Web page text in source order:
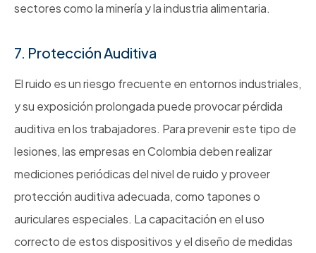
sectores como la minería y la industria alimentaria.
7. Protección Auditiva
El ruido es un riesgo frecuente en entornos industriales,
y su exposición prolongada puede provocar pérdida
auditiva en los trabajadores. Para prevenir este tipo de
lesiones, las empresas en Colombia deben realizar
mediciones periódicas del nivel de ruido y proveer
protección auditiva adecuada, como tapones o
auriculares especiales. La capacitación en el uso
correcto de estos dispositivos y el diseño de medidas